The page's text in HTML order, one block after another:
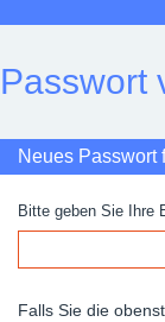
Passwort
Neues Passwort
Bitte geben Sie Ihre
Falls Sie die